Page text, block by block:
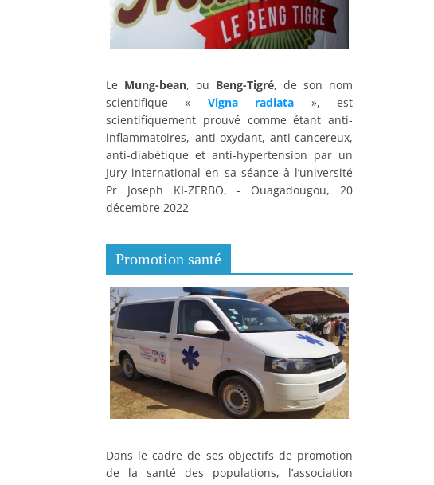
Le Mung-bean, ou Beng-Tigré, de son nom
scientifique « Vigna radiata », est
scientifiquement prouvé comme étant anti-
inflammatoires, anti-oxydant, anti-cancereux,
anti-diabétique et anti-hypertension par un
Jury international en sa séance à l’université
Pr Joseph KI-ZERBO, - Ouagadougou, 20
décembre 2022 -
Promotion santé
Dans le cadre de ses objectifs de promotion
de la santé des populations, l’association